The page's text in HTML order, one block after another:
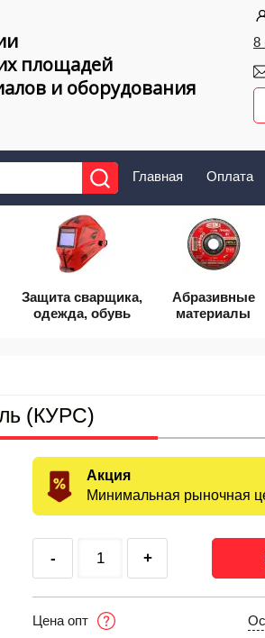
площадей
и оборудования
8
Главная Оплата
Защита сварщика,
одежда, обувь
Абразивные
материалы
(КУРС)
Акция
Минимальная рыночная
- +
Цена опт